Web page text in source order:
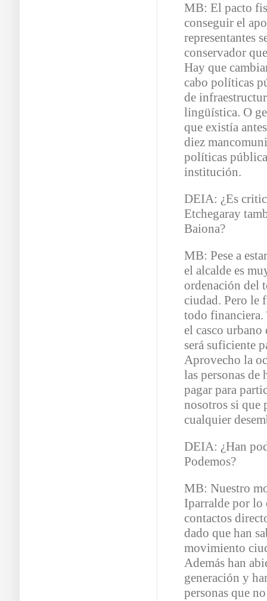
MB: El pacto
conseguir el
representantes
conservador
Hay que
cabo políticas
de
lingüística. O
que existía
diez
políticas
institución.
DEIA: ¿Es
Etchegaray
Baiona?
MB: Pese a
el alcalde es
ordenación del
ciudad. Pero le
todo financiera.
el casco urbano
será suficiente
Aprovecho la
las personas de
pagar para
nosotros si que
cualquier
DEIA: ¿Han
Podemos?
MB: Nuestro
Iparralde por lo
contactos
dado que han
movimiento
Además han
generación y
personas que